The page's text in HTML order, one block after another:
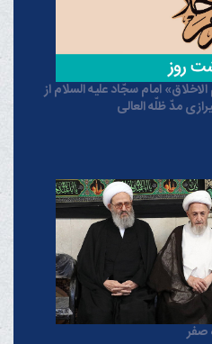
امام سجّاد علیه السلام از
مدّ ظلّه العالی
صفر